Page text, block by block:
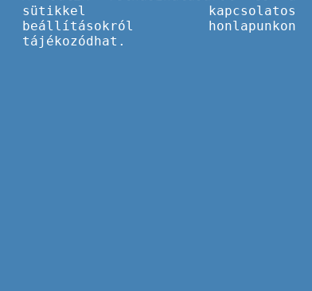
Az 1996-ban létrehozott Tempus
felügyelete alatt működő, több
amely az általa kezelt pályázati
sütikkel kapcsolatos
beállításokról honlapunkon
tájékozódhat.